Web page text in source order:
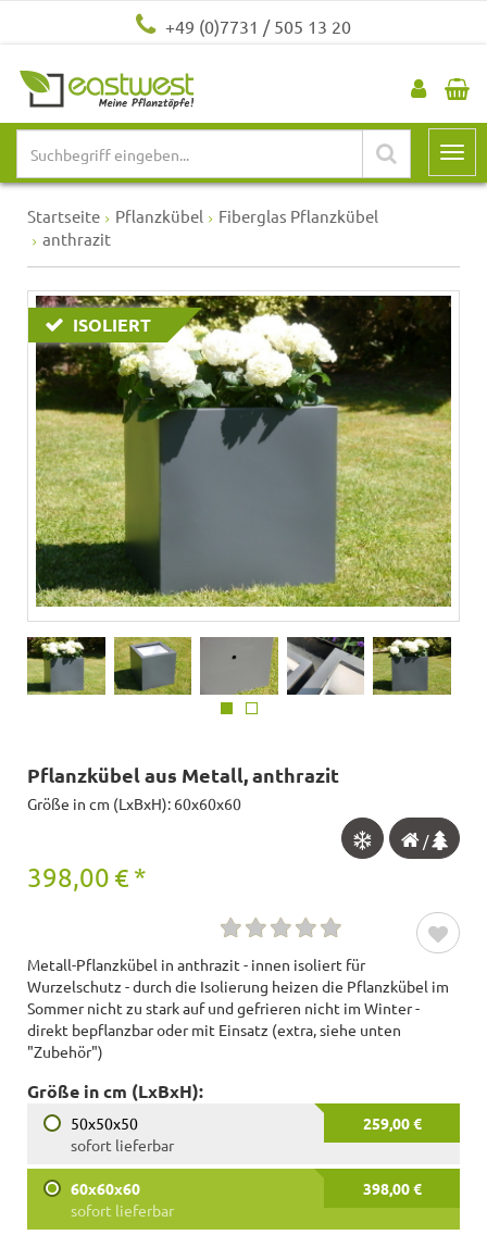
+49 (0)7731 / 505 13 20
Startseite Pflanzkübel
Fiberglas Pflanzkübel
anthrazit
ISOLIERT
Pflanzkübel aus Metall, anthrazit
Größe in cm (LxBxH): 60x60x60
/
398,00 € *
Metall-Pflanzkübel in anthrazit - innen isoliert für
Wurzelschutz - durch die Isolierung heizen die Pflanzkübel im
Sommer nicht zu stark auf und gefrieren nicht im Winter -
direkt bepflanzbar oder mit Einsatz (extra, siehe unten
"Zubehör")
Größe in cm (LxBxH):
50x50x50
259,00 €
sofort lieferbar
60x60x60
398,00 €
sofort lieferbar